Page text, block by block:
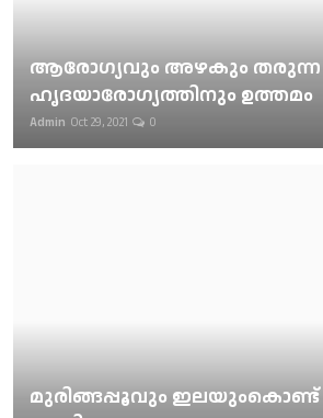
ആരോഗ്യവും അഴകും തരുന്ന
ഹൃദയാരോഗ്യത്തിനും ഉത്തമം
Admin Oct 29, 2021 0
മുരിങ്ങപ്പൂവും ഇലയുംകൊണ്ട്